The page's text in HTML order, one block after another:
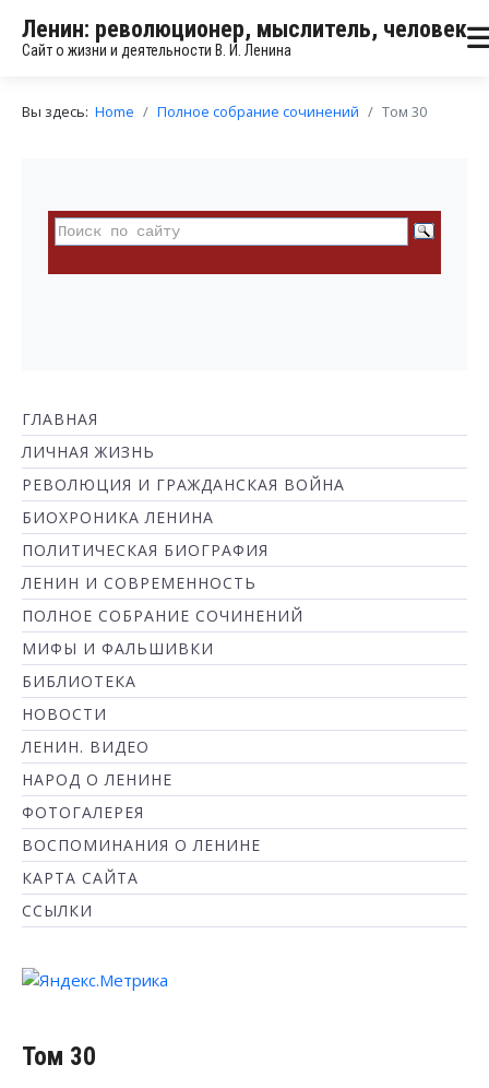
Ленин: революционер, мыслитель, человек
Сайт о жизни и деятельности В. И. Ленина
Вы здесь: Home Полное собрание сочинений Том 30
ГЛАВНАЯ
ЛИЧНАЯ ЖИЗНЬ
РЕВОЛЮЦИЯ И ГРАЖДАНСКАЯ ВОЙНА
БИОХРОНИКА ЛЕНИНА
ПОЛИТИЧЕСКАЯ БИОГРАФИЯ
ЛЕНИН И СОВРЕМЕННОСТЬ
ПОЛНОЕ СОБРАНИЕ СОЧИНЕНИЙ
МИФЫ И ФАЛЬШИВКИ
БИБЛИОТЕКА
НОВОСТИ
ЛЕНИН. ВИДЕО
НАРОД О ЛЕНИНЕ
ФОТОГАЛЕРЕЯ
ВОСПОМИНАНИЯ О ЛЕНИНЕ
КАРТА САЙТА
ССЫЛКИ
Том 30